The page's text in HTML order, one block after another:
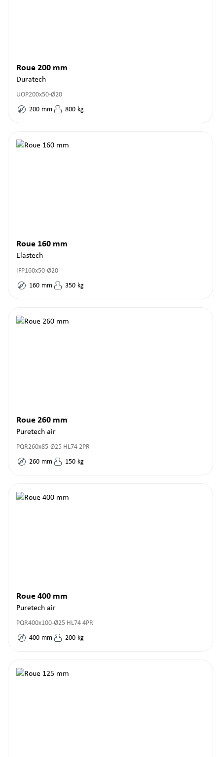
Roue 200 mm
Duratech
UOP200x50-Ø20
200 mm 800 kg
Roue 160 mm
Elastech
IFP160x50-Ø20
160 mm 350 kg
Roue 260 mm
Puretech air
PQR260x85-Ø25 HL74 2PR
260 mm 150 kg
Roue 400 mm
Puretech air
PQR400x100-Ø25 HL74 4PR
400 mm 200 kg